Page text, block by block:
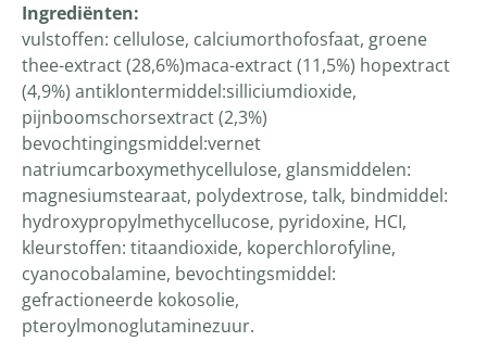
Ingrediënten:
vulstoffen: cellulose, calciumorthofosfaat, groene
thee-extract (28,6%)maca-extract (11,5%) hopextract
(4,9%) antiklontermiddel:silliciumdioxide,
pijnboomschorsextract (2,3%)
bevochtingingsmiddel:vernet
natriumcarboxymethycellulose, glansmiddelen:
magnesiumstearaat, polydextrose, talk, bindmiddel:
hydroxypropylmethycellucose, pyridoxine, HCI,
kleurstoffen: titaandioxide, koperchlorofyline,
cyanocobalamine, bevochtingsmiddel:
gefractioneerde kokosolie,
pteroylmonoglutaminezuur.